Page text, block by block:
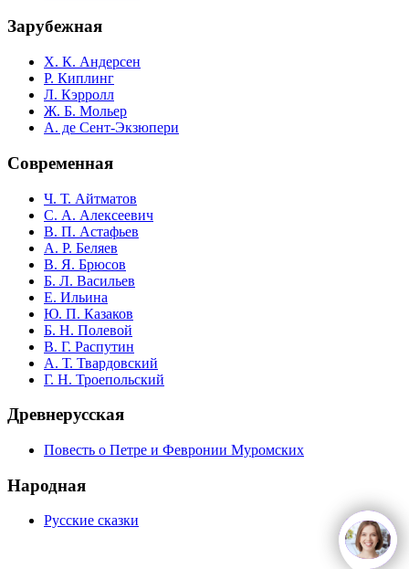
Зарубежная
Х. К. Андерсен
Р. Киплинг
Л. Кэрролл
Ж. Б. Мольер
А. де Сент-Экзюпери
Современная
Ч. Т. Айтматов
С. А. Алексеевич
В. П. Астафьев
А. Р. Беляев
В. Я. Брюсов
Б. Л. Васильев
Е. Ильина
Ю. П. Казаков
Б. Н. Полевой
В. Г. Распутин
А. Т. Твардовский
Г. Н. Троепольский
Древнерусская
Повесть о Петре и Февронии Муромских
Народная
Русские сказки
open